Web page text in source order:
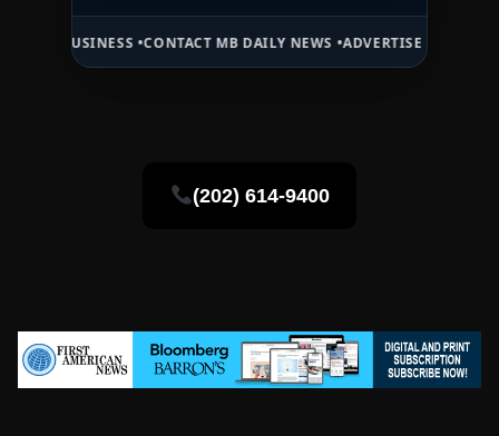
CONTACT MB DAILY NEWS •ADVERTISE HERE •PREMIUM
(202) 614-9400